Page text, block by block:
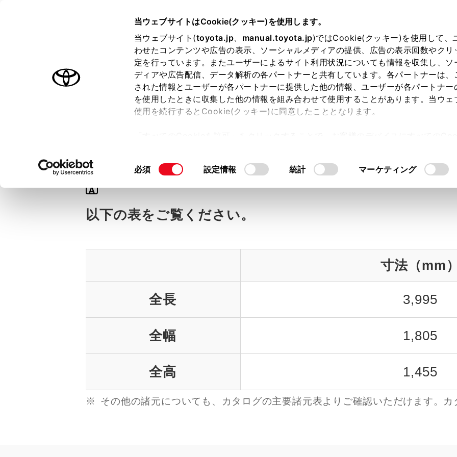
当ウェブサイトはCookie(クッキー)を使用します。
当ウェブサイト(toyota.jp、 manual.toyota.jp)ではCookie(クッキー)を使用して、
わせたコンテンツや広告の表示、ソーシャルメディアの提供、広告の表示回数やクリ
定を行っています。またユーザーによるサイト利用状況についても情報を収集し、ソ
ディアや広告配信、データ解析の各パートナーと共有しています。各パートナーは、
された情報とユーザーが各パートナーに提供した他の情報、ユーザーが各パートナー
を使用したときに収集した他の情報を組み合わせて使用することがあります。当ウェ
使用を続行するとCookie(クッキー)に同意したこととなります。
て」をご覧ください。
同
選
択
必須 設定情報 統計 マーケティング
オーナーサポート トピックス
A
以下の表をご覧ください。
寸法（mm）
全長 3,995
全幅 1,805
全高 1,455
その他の諸元についても、カタログの主要諸元表よりご確認いただけます。カ